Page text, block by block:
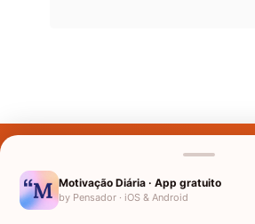
Nomes pelo Mundo
Motivação Diária · App gratuito
by Pensador · iOS & Android